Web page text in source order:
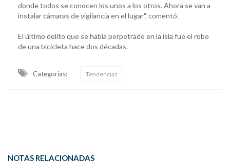
donde todos se conocen los unos a los otros. Ahora se van a
instalar cámaras de vigilancia en el lugar", comentó.
El último delito que se había perpetrado en la isla fue el robo
de una bicicleta hace dos décadas.
Categorias: Tendencias
NOTAS RELACIONADAS